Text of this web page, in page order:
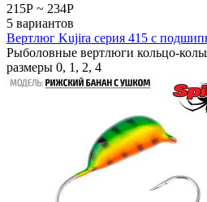
215Р ~ 234Р
5 вариантов
Вертлюг Kujira серия 415 с
Рыболовные вертлюги кольцо-
размеры 0, 1, 2, 4